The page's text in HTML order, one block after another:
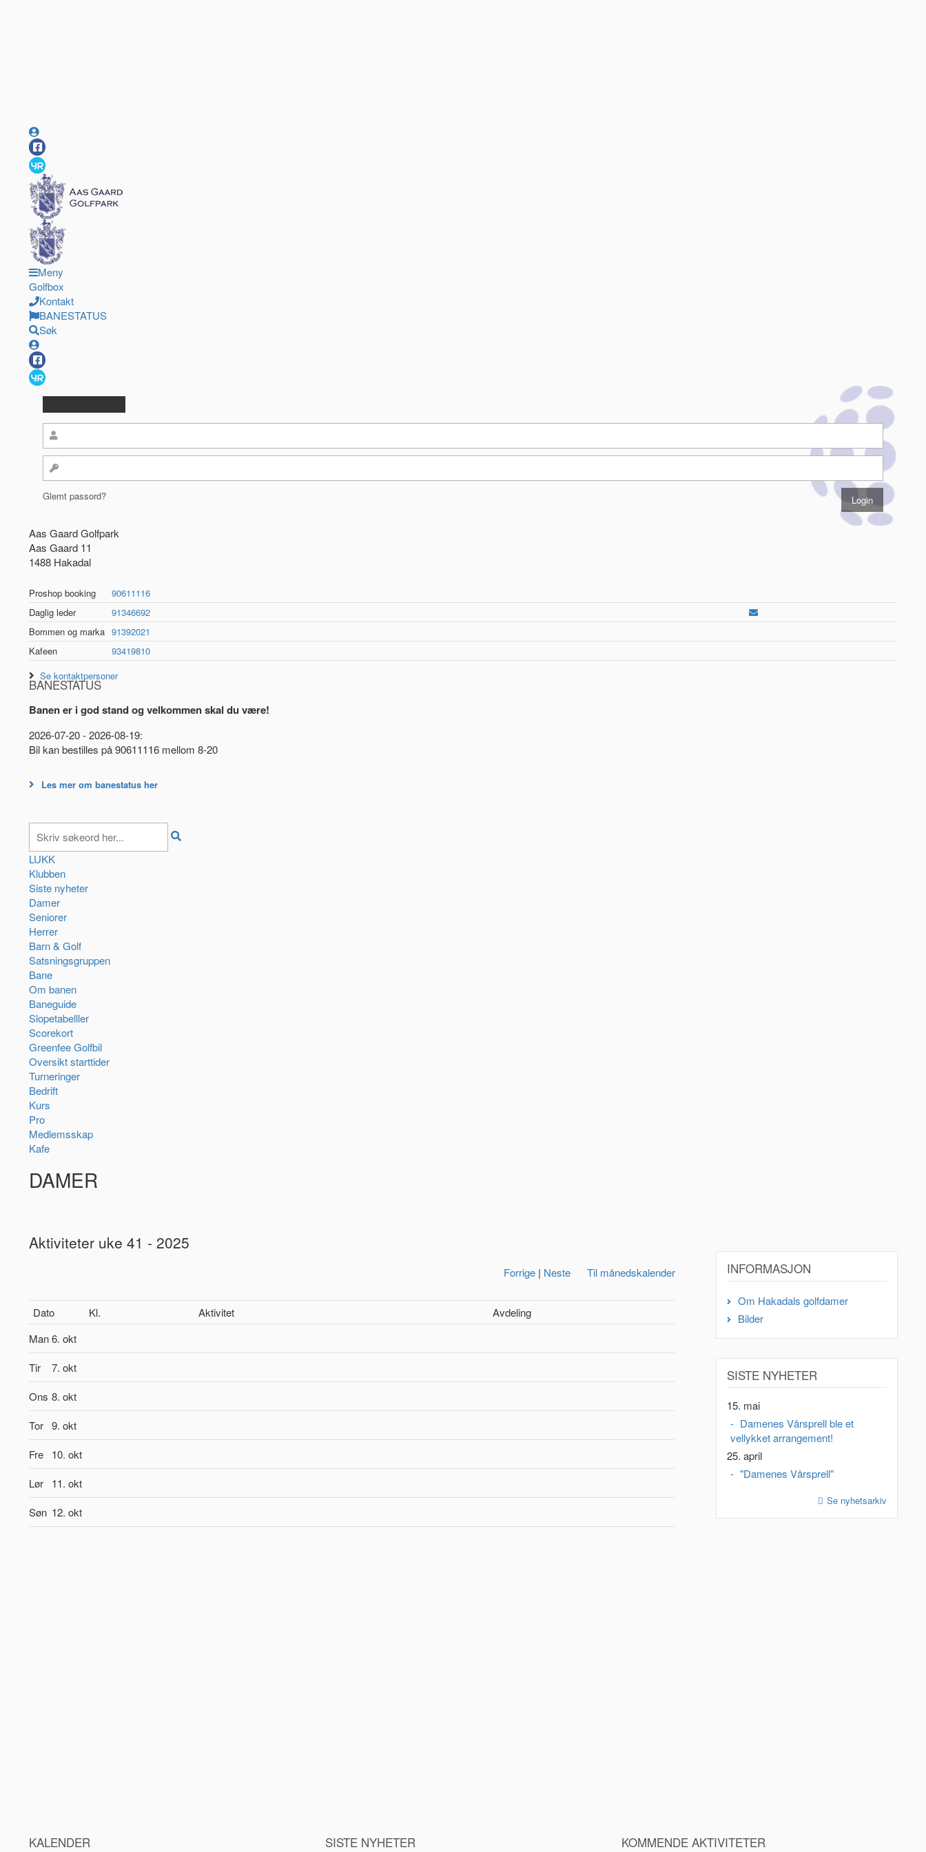
Meny
Golfbox
Kontakt
BANESTATUS
Søk
Glemt passord?
Aas Gaard Golfpark
Aas Gaard 11
1488 Hakadal
Proshop booking
90611116
Daglig leder
91346692
Bommen og marka 91392021
Kafeen
93419810
Se kontaktpersoner
BANESTATUS
Banen er i god stand og velkommen skal du være!
2026-07-20 - 2026-08-19:
Bil kan bestilles på 90611116 mellom 8-20
Les mer om banestatus her
LUKK
Klubben
Siste nyheter
Damer
Seniorer
Herrer
Barn & Golf
Satsningsgruppen
Bane
Om banen
Baneguide
Slopetabelller
Scorekort
Greenfee Golfbil
Oversikt starttider
Turneringer
Bedrift
Kurs
Pro
Medlemsskap
Kafe
DAMER
Aktiviteter uke 41 - 2025
Forrige| Neste Til månedskalender
Dato Kl. Aktivitet
Avdeling
Man6. okt
Tir
7. okt
Ons 8. okt
Tor 9. okt
Fre
10. okt
Lør
11. okt
Søn 12. okt
INFORMASJON
Om Hakadals golfdamer
Bilder
SISTE NYHETER
15. mai
Damenes Vårsprell ble et
vellykket arrangement!
25. april
"Damenes Vårsprell"
Se nyhetsarkiv
KALENDER SISTE NYHETER KOMMENDE AKTIVITETER